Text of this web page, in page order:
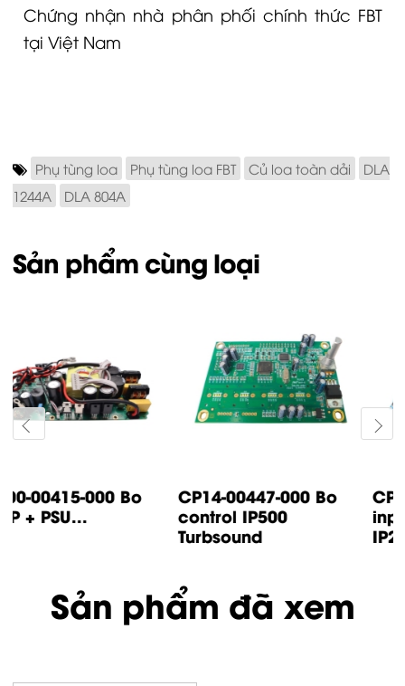
Chứng nhận nhà phân phối chính thức FBT
tại Việt Nam
Phụ tùng loa Phụ tùng loa FBT Củ loa toàn dải
DLA
1244A
DLA 804A
Sản phẩm cùng loại
CP14-00447-000 Bo
control IP500
CP05-00500-000 Bo
input IP1000 /
IP2000...
Sản phẩm đã xem